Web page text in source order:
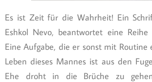
Es ist Zeit für die Wahrheit! Ein
Eshkol Nevo, beantwortet eine Reihe
Eine Aufgabe, die er sonst mit Routine
Leben dieses Mannes ist aus den
Ehe droht in die Brüche zu